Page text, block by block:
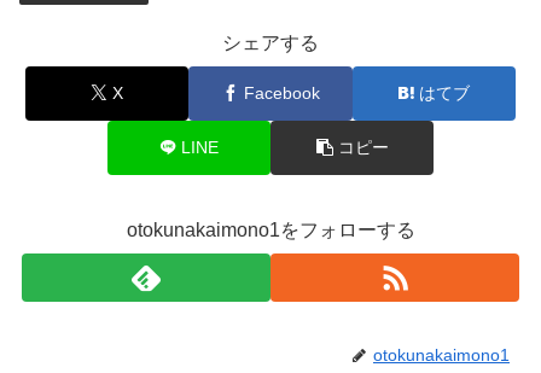
シェアする
X Facebook はてブ
LINE コピー
otokunakaimono1をフォローする
otokunakaimono1